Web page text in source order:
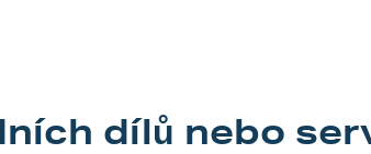
dílů nebo